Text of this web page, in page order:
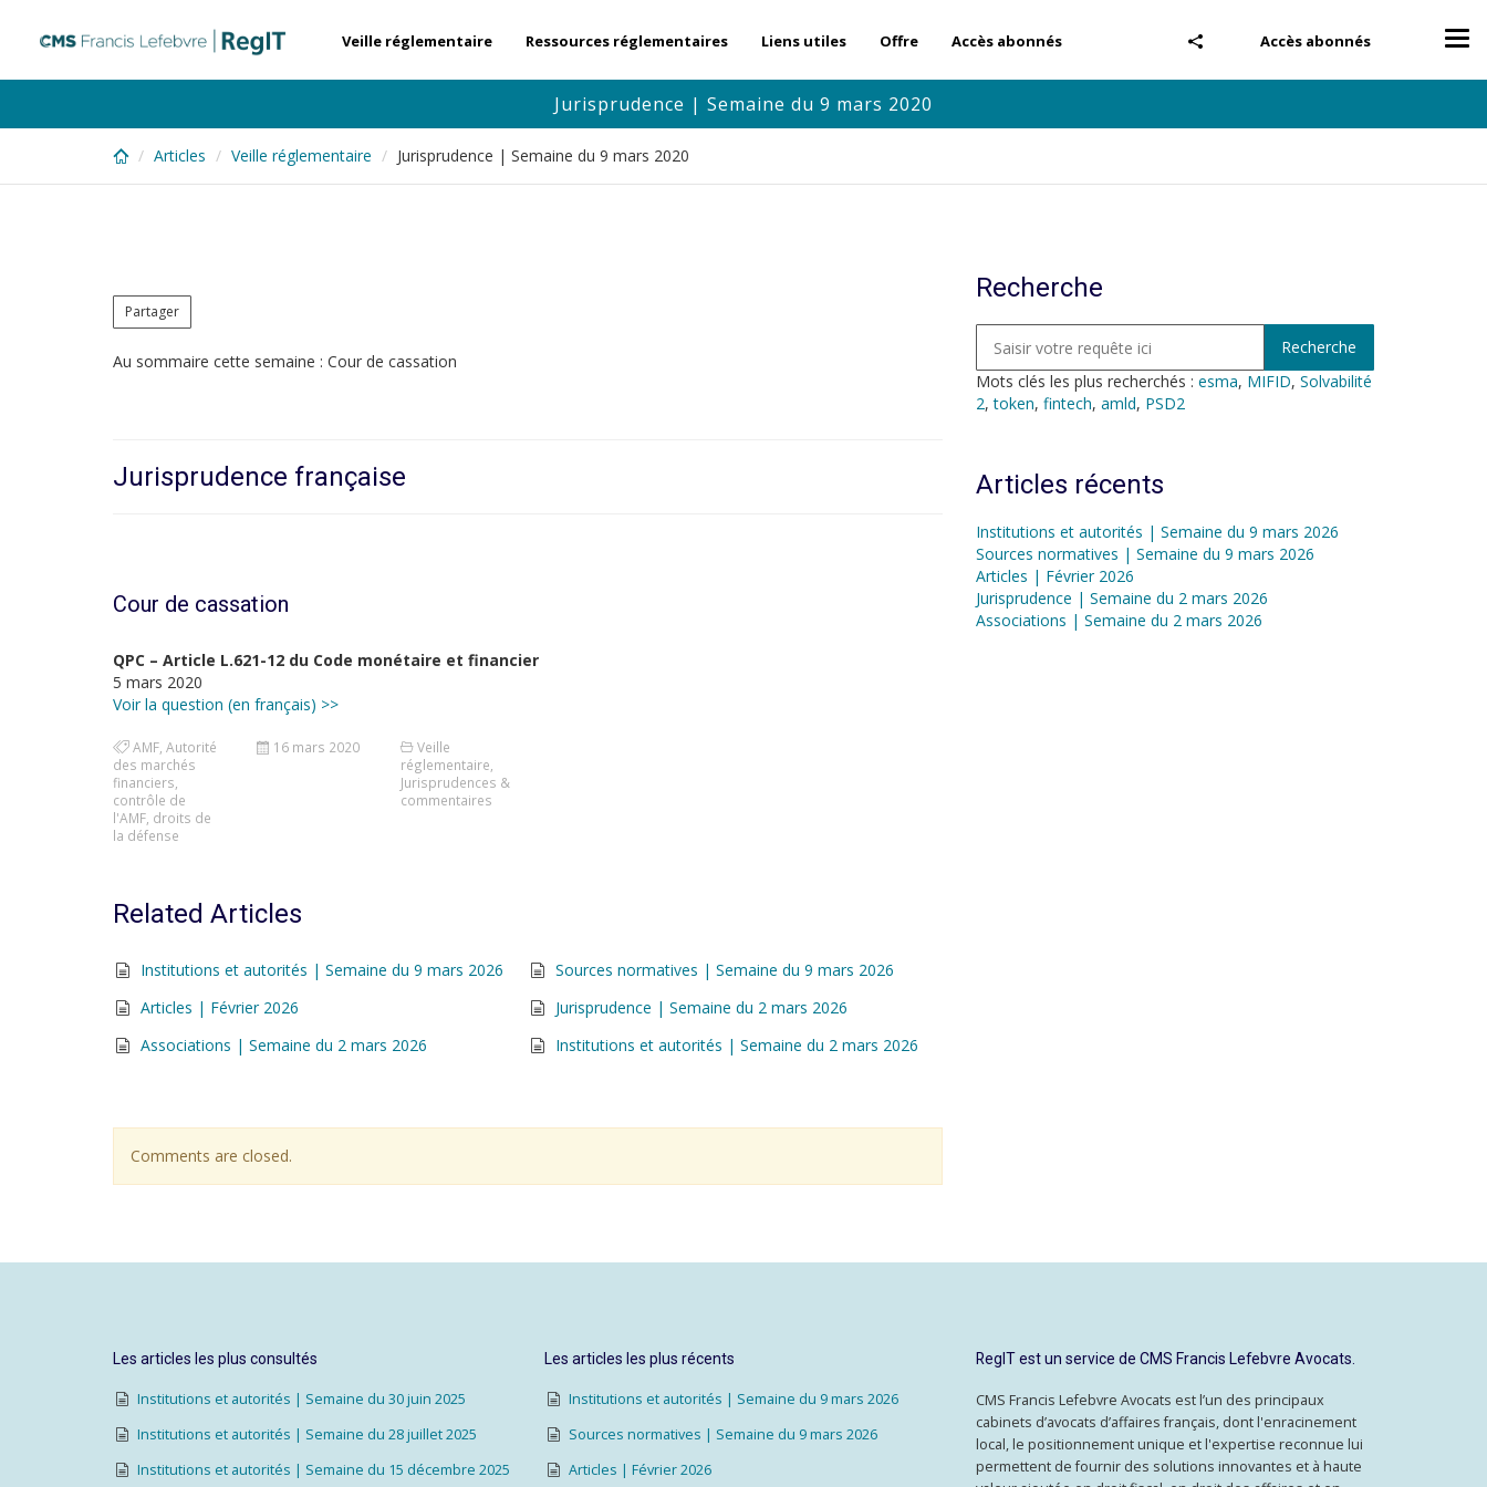
content
Accès abonnés
Veille réglementaire Ressources réglementaires Liens utiles Offre Accès abonnés
Jurisprudence | Semaine du 9 mars 2020
Articles Veille réglementaire Jurisprudence | Semaine du 9 mars 2020
Partager
Au sommaire cette semaine : Cour de cassation
Jurisprudence française
Cour de cassation
QPC – Article L.621-12 du Code monétaire et financier
5 mars 2020
Voir la question (en français) >>
AMF Autorité
des marchés
financiers
contrôle de
l'AMF droits de
la défense
16 mars 2020
Veille
réglementaire
Jurisprudences &
commentaires
Related Articles
Institutions et autorités | Semaine du 9 mars 2026
Sources normatives | Semaine du 9 mars 2026
Articles | Février 2026
Jurisprudence | Semaine du 2 mars 2026
Associations | Semaine du 2 mars 2026
Institutions et autorités | Semaine du 2 mars 2026
Comments are closed.
Recherche
Mots clés les plus recherchés : esma, MIFID, Solvabilité
2,token, fintech, amld, PSD2
Articles récents
Institutions et autorités | Semaine du 9 mars 2026
Sources normatives | Semaine du 9 mars 2026
Articles | Février 2026
Jurisprudence | Semaine du 2 mars 2026
Associations | Semaine du 2 mars 2026
Les articles les plus consultés
Institutions et autorités | Semaine du 30 juin 2025
Institutions et autorités | Semaine du 28 juillet 2025
Institutions et autorités | Semaine du 15 décembre 2025
Les articles les plus récents
Institutions et autorités | Semaine du 9 mars 2026
Sources normatives | Semaine du 9 mars 2026
Articles | Février 2026
RegIT est un service de CMS Francis Lefebvre Avocats.
CMS Francis Lefebvre Avocats est l’un des principaux
cabinets d’avocats d’affaires français, dont l'enracinement
local, le positionnement unique et l'expertise reconnue lui
permettent de fournir des solutions innovantes et à haute